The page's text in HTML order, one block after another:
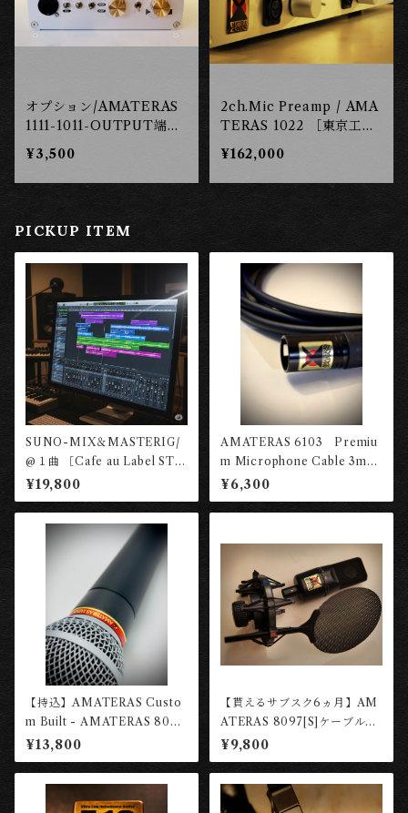
オプション/AMATERAS
1111-1011-OUTPUT端子
をXLRに変更 ［東京工
房］
¥3,500
2ch.Mic Preamp / AMA
TERAS 1022 ［東京工
房］
¥162,000
PICKUP ITEM
SUNO-MIX＆MASTERIG/
@１曲 ［Cafe au Label STU
DIO］
¥19,800
AMATERAS 6103 Premiu
m Microphone Cable 3m
［長岡工房］
¥6,300
【持込】AMATERAS Custo
m Built - AMATERAS 8058
8058BT/ Dynamic Microp
hone ［長岡工房］
¥13,800
【貰えるサブスク6ヵ月】AM
ATERAS 8097[S]ケーブルセ
ット (定価:¥54200税込)【レ
ンタル権】 ［長岡工房］
¥9,800